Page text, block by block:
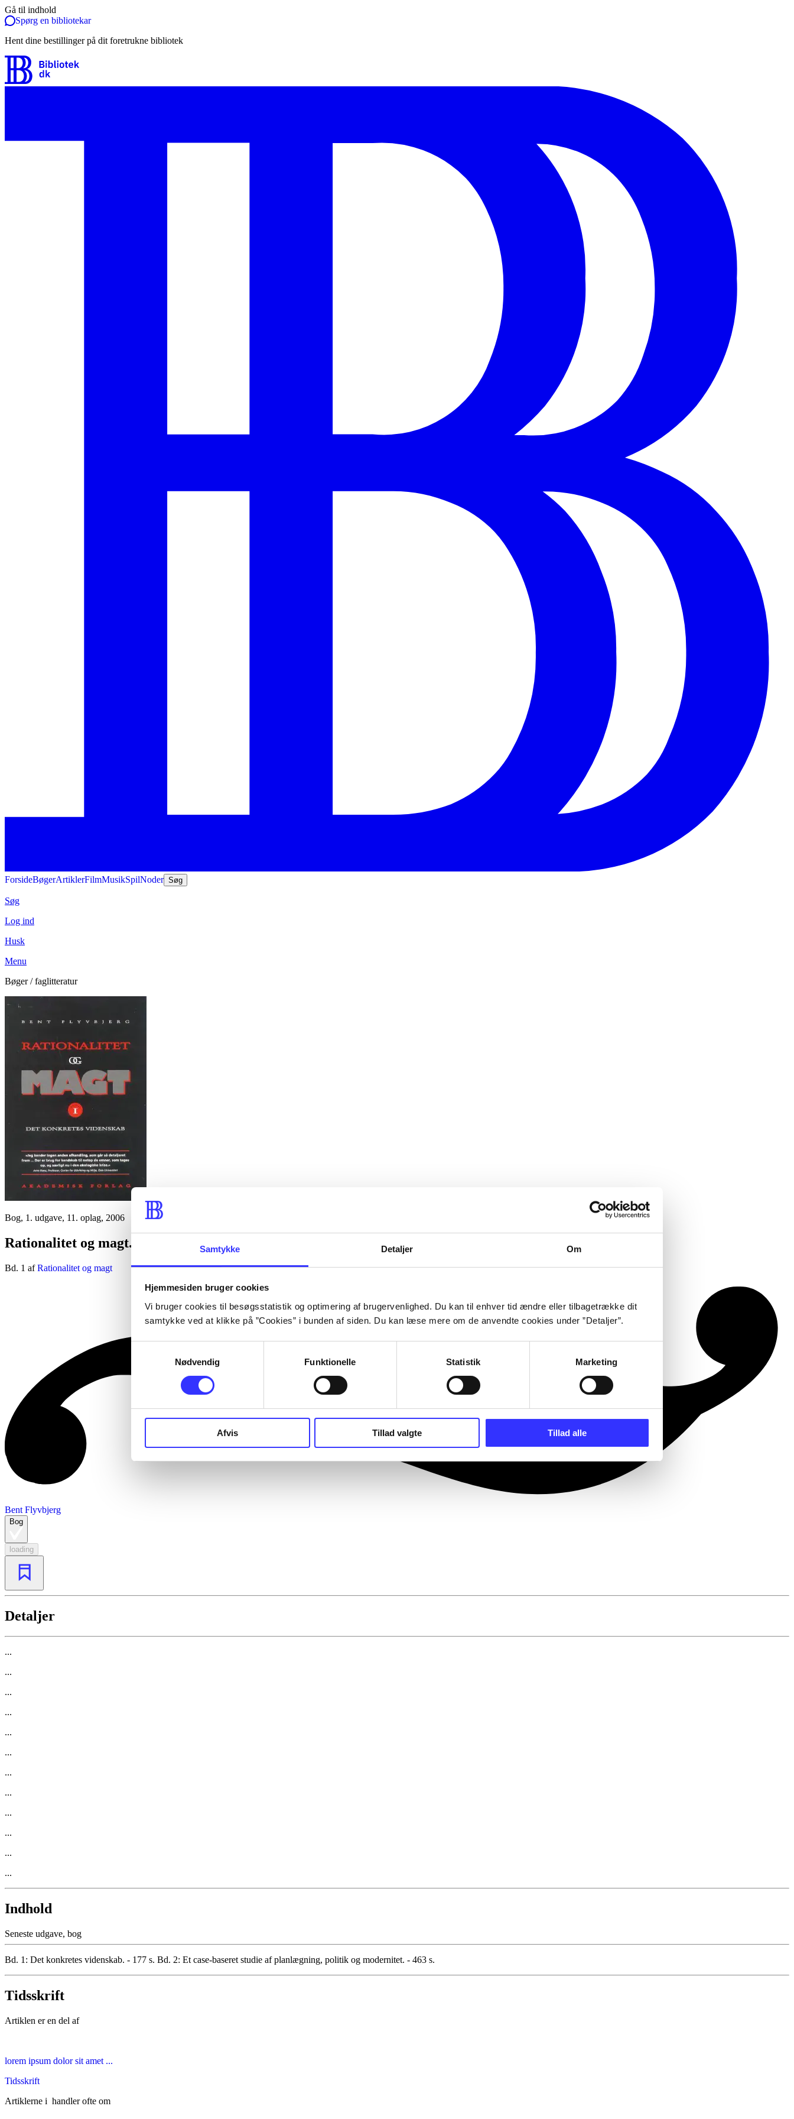
Samtykke Detaljer Om
Hjemmesiden bruger cookies
Vi bruger cookies til besøgsstatistik og optimering af brugervenlighed. Du kan til enhver tid ændre eller tilbagetrække dit
samtykke ved at klikke på ”Cookies” i bunden af siden. Du kan læse mere om de anvendte cookies under ”Detaljer”.
Nødvendig
Funktionelle Statistik Marketing
Afvis Tillad valgte Tillad alle
Gå til indhold
Spørg en bibliotekar
Hent dine bestillinger på dit foretrukne bibliotek
ForsideBøgerArtiklerFilmMusikSpilNoder Søg
Søg
Log ind
Husk
Menu
Bøger / faglitteratur
Bog, 1. udgave, 11. oplag, 2006
Rationalitet og magt. Bd. 1 : Det konkretes videnskab
Bd. 1 afRationalitet og magt
Bent Flyvbjerg
Bog
loading
Detaljer
...
...
...
...
...
...
...
...
...
...
...
...
Indhold
Seneste udgave, bog
Bd. 1: Det konkretes videnskab. - 177 s. Bd. 2: Et case-baseret studie af planlægning, politik og modernitet. - 463 s.
Tidsskrift
Artiklen er en del af
lorem ipsum dolor sit amet ...
Tidsskrift
Artiklerne i handler ofte om